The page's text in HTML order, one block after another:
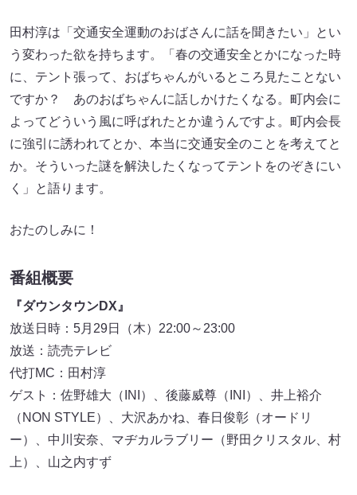
田村淳は「交通安全運動のおばさんに話を聞きたい」とい
う変わった欲を持ちます。「春の交通安全とかになった時
に、テント張って、おばちゃんがいるところ見たことない
ですか？ あのおばちゃんに話しかけたくなる。町内会に
よってどういう風に呼ばれたとか違うんですよ。町内会長
に強引に誘われてとか、本当に交通安全のことを考えてと
か。そういった謎を解決したくなってテントをのぞきにい
く」と語ります。
おたのしみに！
番組概要
『ダウンタウンDX』
放送日時：5月29日（木）22:00～23:00
放送：読売テレビ
代打MC：田村淳
ゲスト：佐野雄大（INI）、後藤威尊（INI）、井上裕介
（NON STYLE）、大沢あかね、春日俊彰（オードリ
ー）、中川安奈、マヂカルラブリー（野田クリスタル、村
上）、山之内すず